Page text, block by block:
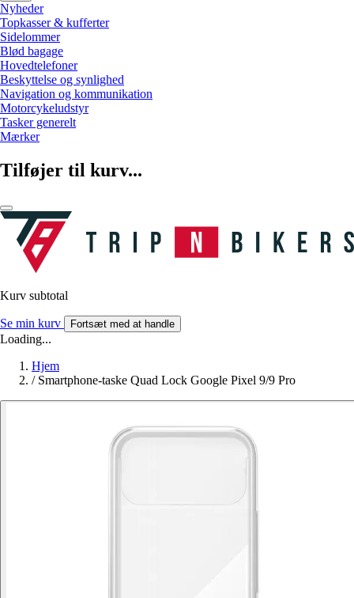
Nyheder
Topkasser & kufferter
Sidelommer
Blød bagage
Hovedtelefoner
Beskyttelse og synlighed
Navigation og kommunikation
Motorcykeludstyr
Tasker generelt
Mærker
Tilføjer til kurv...
Kurv subtotal
Se min kurv Fortsæt med at handle
Loading...
Hjem
/ Smartphone-taske Quad Lock Google Pixel 9/9 Pro